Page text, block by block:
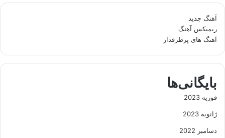
آهنگ جدید
ریمیکس آهنگ
آهنگ های پرطرفدار
بایگانی‌ها
فوریه 2023
ژانویه 2023
دسامبر 2022